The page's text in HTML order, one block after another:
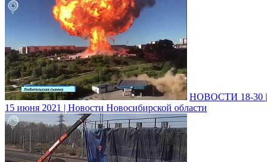
НОВОСТИ 18-30 |
15 июня 2021 | Новости Новосибирской области